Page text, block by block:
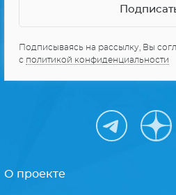
Подписываясь на рассылку, Вы
с политикой конфиденциальности
О проекте